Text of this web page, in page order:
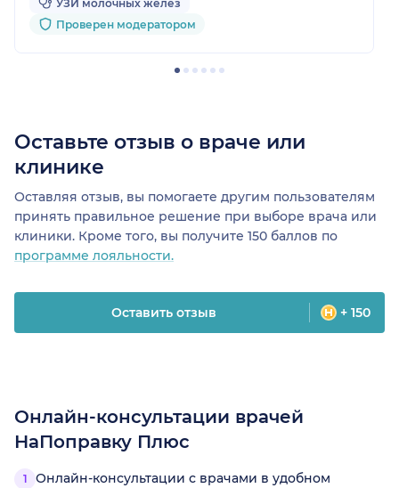
УЗИ молочных желез
Проверен модератором
Оставьте отзыв о враче или
клинике
Оставляя отзыв, вы помогаете другим пользователям
принять правильное решение при выборе врача или
клиники. Кроме того, вы получите 150 баллов по
программе лояльности.
Оставить отзыв + 150
Онлайн-консультации врачей
НаПоправку Плюс
Онлайн-консультации с врачами в удобном